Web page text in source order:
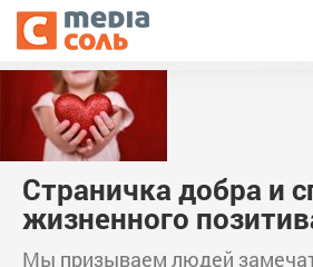
Страничка добра и
жизненного
Мы призываем людей